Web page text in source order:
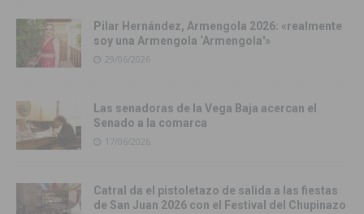
Pilar Hernández, Armengola 2026: «realmente
soy una Armengola ‘Armengola'»
29/06/2026
Las senadoras de la Vega Baja acercan el
Senado a la comarca
17/06/2026
Catral da el pistoletazo de salida a las fiestas
de San Juan 2026 con el Festival del Chupinazo